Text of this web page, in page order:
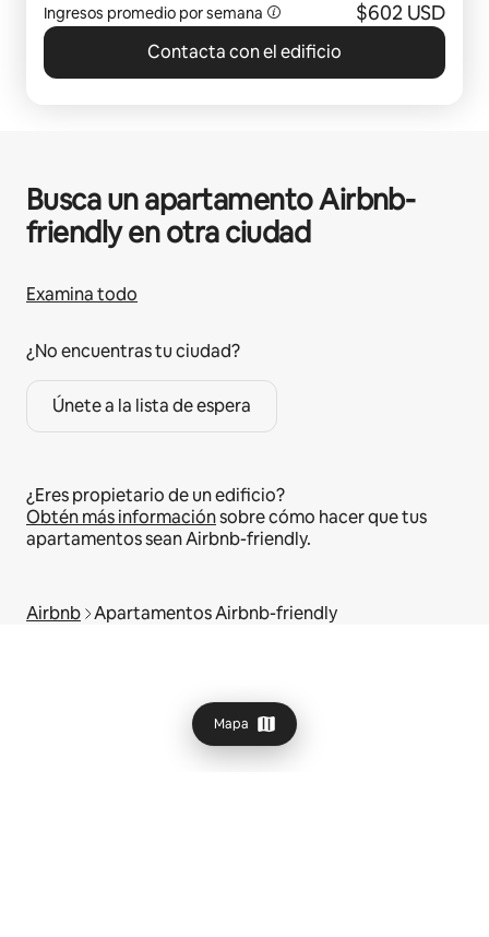
Ingresos promedio por semana $602 USD
Contacta con el edificio
Mapa
Busca un apartamento Airbnb-
friendly en otra ciudad
Examina todo
¿No encuentras tu ciudad?
Únete a la lista de espera
¿Eres propietario de un edificio?
Obtén más informaciónsobre cómo hacer que tus
apartamentos sean Airbnb-friendly.
Airbnb Apartamentos Airbnb-friendly